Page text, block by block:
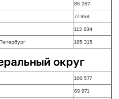
85 267
77 958
113 034
165 315
округ
100 577
69 971